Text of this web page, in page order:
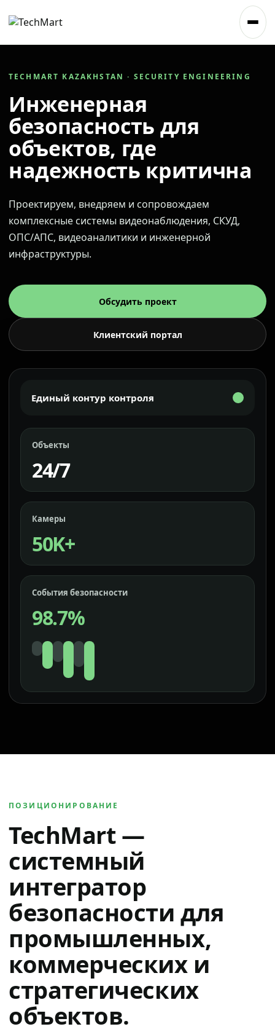
TECHMART KAZAKHSTAN · SECURITY ENGINEERING
Инженерная
безопасность для
объектов, где
надежность критична
Проектируем, внедряем и сопровождаем
комплексные системы видеонаблюдения, СКУД,
ОПС/АПС, видеоаналитики и инженерной
инфраструктуры.
Обсудить проект
Клиентский портал
Единый контур контроля
Объекты
24/7
Камеры
50K+
События безопасности
98.7%
ПОЗИЦИОНИРОВАНИЕ
TechMart —
системный
интегратор
безопасности для
промышленных,
коммерческих и
стратегических
объектов.